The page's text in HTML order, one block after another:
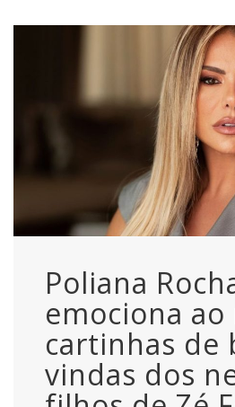
Poliana
emociona
cartinhas de
vindas dos